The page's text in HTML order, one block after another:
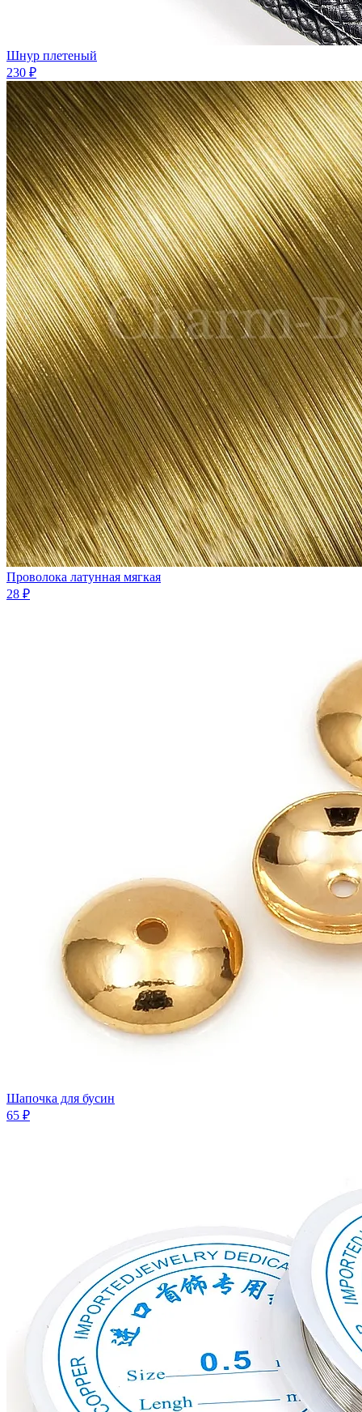
Шнур плетеный
230 ₽
Проволока латунная мягкая
28 ₽
Шапочка для бусин
65 ₽